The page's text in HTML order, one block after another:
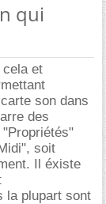
qui
cela et
son dans
des
soit
Il éxiste
la plupart sont